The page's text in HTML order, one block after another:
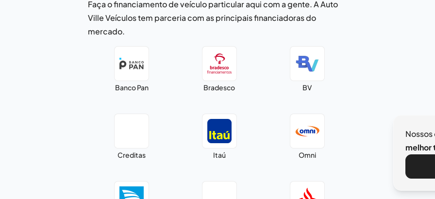
Faça o financiamento de veículo particular aqui com a gente. A Auto
Ville Veículos tem parceria com as principais financiadoras do
mercado.
Banco Pan Bradesco BV
Creditas Itaú Omni
melhor